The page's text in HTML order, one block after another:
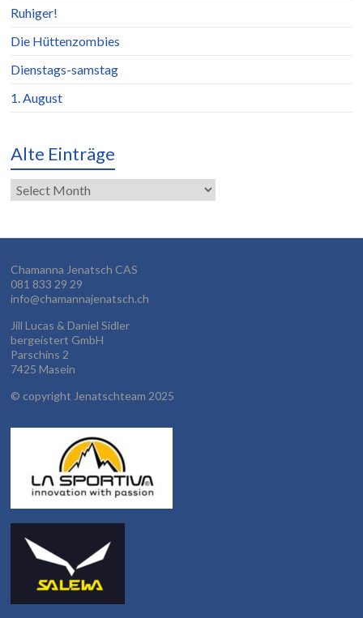
Ruhiger!
Die Hüttenzombies
Dienstags-samstag
1. August
Alte Einträge
Alte
Einträge
Chamanna Jenatsch CAS
081 833 29 29
info@chamannajenatsch.ch
Jill Lucas & Daniel Sidler
bergeistert GmbH
Parschins 2
7425 Masein
© copyright Jenatschteam 2025